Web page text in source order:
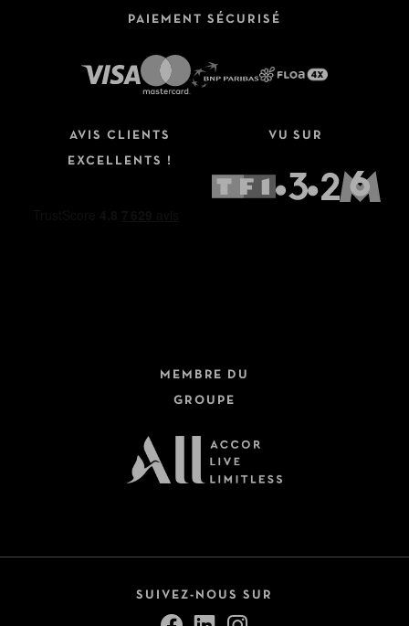
PAIEMENT SÉCURISÉ
AVIS CLIENTS
EXCELLENTS !
VU SUR
MEMBRE DU
GROUPE
SUIVEZ-NOUS SUR